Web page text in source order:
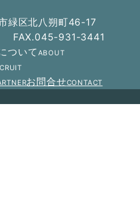
緑区北八朔町46-17
FAX.045-931-3441
ついて ABOUT
お問合せCONTACT